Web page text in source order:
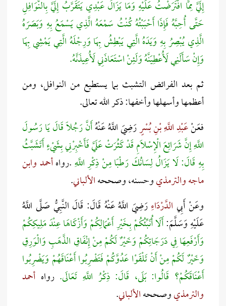
إِلَيَّ مِمَّا افْتَرَضْتُ عَلَيْهِ وَمَا يَزَالُ عَبْدِي يَتَقَرَّبُ إِلَيَّ بِالنَّوَافِلِ
حَتَّى أُحِبَّهُ فَإِذَا أَحْبَبْتُهُ كُنْتُ سَمْعَهُ الَّذِي يَسْمَعُ بِهِ وَبَصَرَهُ
الَّذِي يُبْصِرُ بِهِ وَيَدَهُ الَّتِي يَبْطِشُ بِهَا وَرِجْلَهُ الَّتِي يَمْشِي بِهَا
وَإِنْ سَأَلَنِي لَأُعْطِيَنَّهُ وَلَئِنْ اسْتَعَاذَنِي لَأُعِيذَنَّهُ.
ثم بعد الفرائض التشبث بما يستطيع من النوافل، ومن
أعظمها وأسهلها وأخفها: ذكر الله تعالى.
فعَنْعَبْدِ اللَّهِ بْنِ بُسْرٍرَضِيَ اللَّهُ عَنْهُأَنَّ رَجُلًا قَالَ يَا رَسُولَ
اللَّهِ إِنَّ شَرَائِعَ الْإِسْلَامِ قَدْ كَثُرَتْ عَلَيَّ فَأَخْبِرْنِي بِشَيْءٍ أَتَشَبَّثُ
بِهِ قَالَ: لَا يَزَالُ لِسَانُكَ رَطْبًا مِنْ ذِكْرِ اللَّهِ.رواهأحمد وابن
ماجه والترمذيوحسنه، وصححهالألباني.
وعَنْ أَبِي الدَّرْدَاءِرَضِيَ اللَّهُ عَنْهُ قَالَ: قَالَ النَّبِيُّ صَلَّى اللَّهُ
عَلَيْهِ وَسَلَّمَ:أَلَا أُنَبِّئُكُمْ بِخَيْرِ أَعْمَالِكُمْ وَأَزْكَاهَا عِنْدَ مَلِيكِكُمْ
وَأَرْفَعِهَا فِي دَرَجَاتِكُمْ وَخَيْرٌ لَكُمْ مِنْ إِنْفَاقِ الذَّهَبِ وَالْوَرِقِ
وَخَيْرٌ لَكُمْ مِنْ أَنْ تَلْقَوْا عَدُوَّكُمْ فَتَضْرِبُوا أَعْنَاقَهُمْ وَيَضْرِبُوا
أَعْنَاقَكُمْ؟ قَالُوا: بَلَى، قَالَ: ذِكْرُ اللَّهِ تَعَالَى. رواه أحمد
والترمذيوصححهالألباني.